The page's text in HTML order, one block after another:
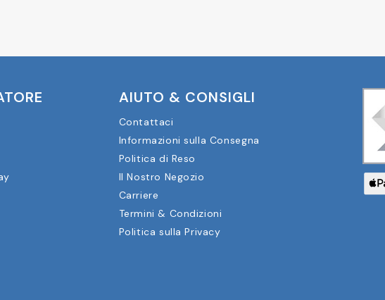
AIUTO & CONSIGLI
Contattaci
Informazioni sulla Consegna
Politica di Reso
Il Nostro Negozio
Carriere
Termini & Condizioni
Politica sulla Privacy